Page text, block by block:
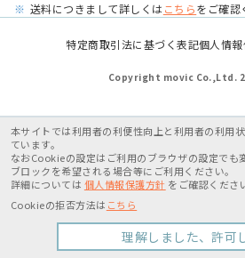
※ 送料につきまして詳しくはこちらをご確認
特定商取引法に基づく表記個人情
Copyright movic Co.,Ltd.
本サイトでは利用者の利便性向上と利用者の利用
ています。
なおCookieの設定はご利用のブラウザの設定でも
ブロックを希望される場合等にご利用ください。
詳細については 個人情報保護方針 をご確認くださ
Cookieの拒否方法は こちら
理解しました、許可